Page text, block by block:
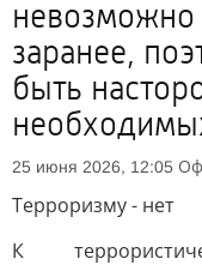
невозможно
заранее,
быть
25 июня 2026, 12:05
Терроризму - нет
К